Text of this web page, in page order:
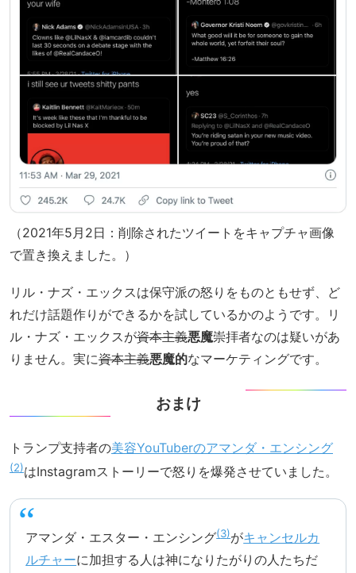
（2021年5月2日：削除されたツイートをキャプチャ画像
で置き換えました。）
リル・ナズ・エックスは保守派の怒りをものともせず、ど
れだけ話題作りができるかを試しているかのようです。リ
ル・ナズ・エックスが資本主義悪魔崇拝者なのは疑いがあ
りません。実に資本主義悪魔的なマーケティングです。
おまけ
トランプ支持者の美容YouTuberのアマンダ・エンシング
2 はInstagramストーリーで怒りを爆発させていました。
アマンダ・エスター・エンシング 3 がキャンセルカ
ルチャーに加担する人は神になりたがりの人たちだ